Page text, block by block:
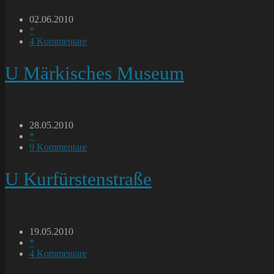
Beitrag
veröffentlicht:
02.06.2010
Beitrags-
Kategorie:
*
Beitrags-
4 Kommentare
U Märkisches Museum
Beitrag
veröffentlicht:
28.05.2010
Beitrags-
Kategorie:
*
Beitrags-
9 Kommentare
U Kurfürstenstraße
Beitrag
veröffentlicht:
19.05.2010
Beitrags-
Kategorie:
*
Beitrags-
4 Kommentare